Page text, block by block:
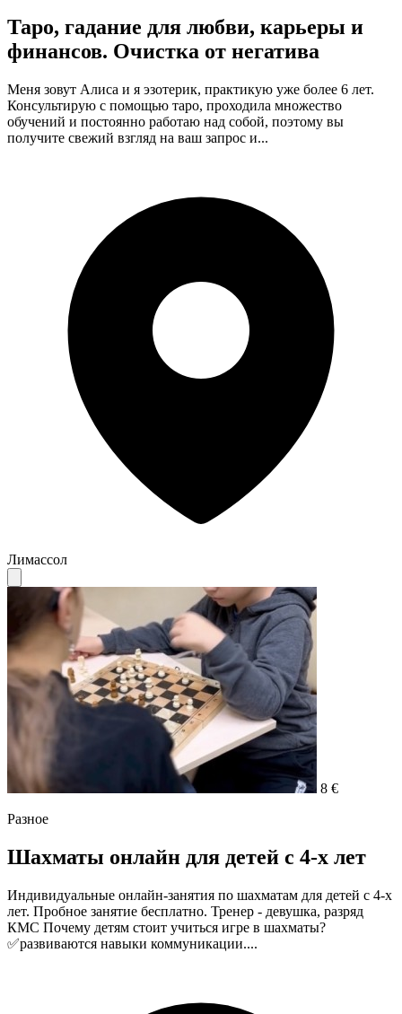
Таро, гадание для любви, карьеры и
финансов. Очистка от негатива
Меня зовут Алиса и я эзотерик, практикую уже более 6 лет.
Консультирую с помощью таро, проходила множество
обучений и постоянно работаю над собой, поэтому вы
получите свежий взгляд на ваш запрос и...
Лимассол
8 €
Разное
Шахматы онлайн для детей с 4-х лет
Индивидуальные онлайн-занятия по шахматам для детей с 4-х
лет. Пробное занятие бесплатно. Тренер - девушка, разряд
КМС Почему детям стоит учиться игре в шахматы?
✅развиваются навыки коммуникации....